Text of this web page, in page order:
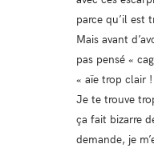
parce qu’il est
Mais avant
pas pensé «
« aïe trop clair
Je te trouve
ça fait bizarre
demande, je